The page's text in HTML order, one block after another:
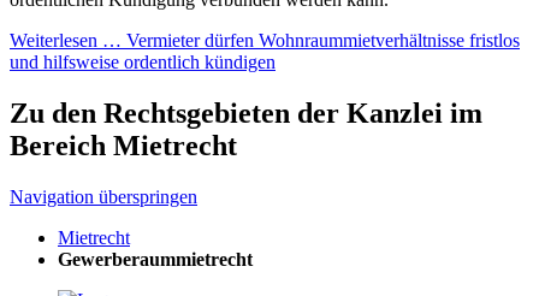
Weiterlesen … Vermieter dürfen Wohnraummietverhältnisse fristlos
und hilfsweise ordentlich kündigen
Zu den Rechtsgebieten der Kanzlei im
Bereich Mietrecht
Navigation überspringen
Mietrecht
Gewerberaummietrecht